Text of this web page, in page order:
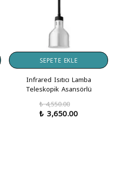
SEPETE EKLE
Infrared Isıtıcı Lamba
Teleskopik Asansörlü
₺ 4,550.00
₺ 3,650.00